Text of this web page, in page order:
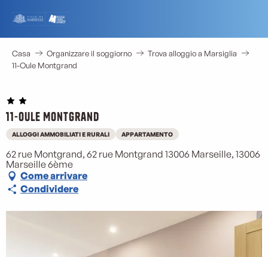
contenu
principal
Casa Organizzare il soggiorno
Trova alloggio a Marsiglia
11-Oule Montgrand
11-Oule Montgrand
ALLOGGI AMMOBILIATI E RURALI APPARTAMENTO
62 rue Montgrand, 62 rue Montgrand 13006 Marseille, 13006
Marseille 6ème
Come arrivare
Condividere